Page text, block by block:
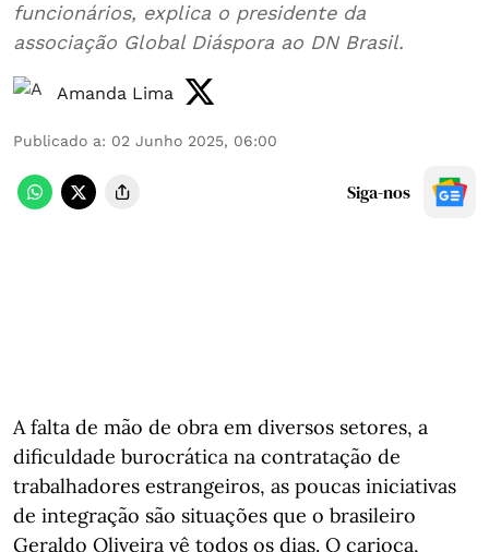
funcionários, explica o presidente da
associação Global Diáspora ao DN Brasil.
Amanda Lima
Publicado a: 02 Junho 2025, 06:00
Siga-nos
A falta de mão de obra em diversos setores, a
dificuldade burocrática na contratação de
trabalhadores estrangeiros, as poucas iniciativas
de integração são situações que o brasileiro
Geraldo Oliveira vê todos os dias. O carioca,